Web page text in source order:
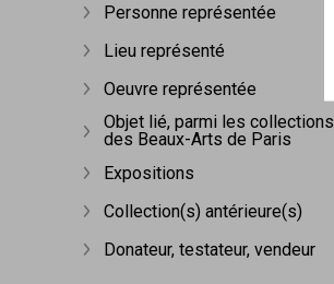
Afficher plus
Personne représentée
Afficher plus
Lieu représenté
Afficher plus
Oeuvre représentée
Afficher plus
Objet lié, parmi les collections
des Beaux-Arts de Paris
Afficher plus
Expositions
Afficher plus
Collection(s) antérieure(s)
Afficher plus
Donateur, testateur, vendeur